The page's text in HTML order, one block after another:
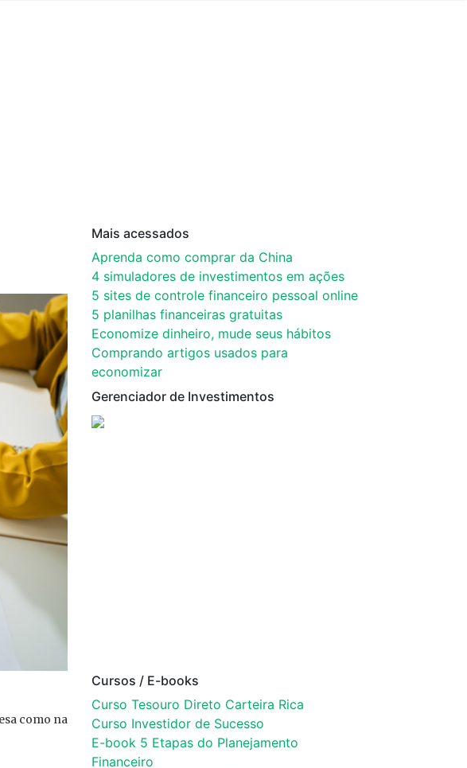
como na
Mais acessados
Aprenda como comprar da China
4 simuladores de investimentos em ações
5 sites de controle financeiro pessoal online
5 planilhas financeiras gratuitas
Economize dinheiro, mude seus hábitos
Comprando artigos usados para
economizar
Gerenciador de Investimentos
Cursos / E-books
Curso Tesouro Direto Carteira Rica
Curso Investidor de Sucesso
E-book 5 Etapas do Planejamento
Financeiro